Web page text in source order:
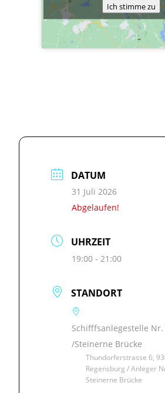
Ich stimme zu
DATUM
31 Juli 2026
Abgelaufen!
UHRZEIT
19:00 - 21:00
STANDORT
Schifffsanlegestelle Nr.
/Steinerne Brücke
Thundorferstrasse 6,
Regensburg / Anleger
Steinerne Brücke